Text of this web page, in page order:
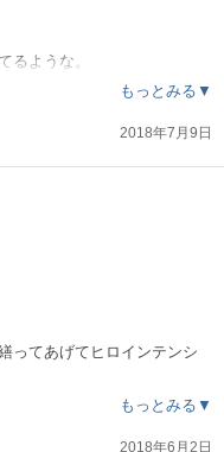
るような。
もっとみる▼
2018年7月9日
ってあげてヒロインテンシ
。銃か少し軽く（軽量）見
けど、すごくわかりずらい
もっとみる▼
2018年6月2日